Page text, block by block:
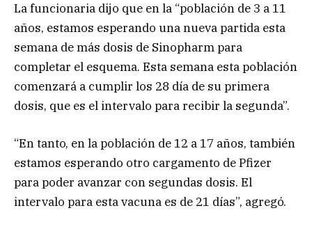
La funcionaria dijo que en la “población de 3 a 11
años, estamos esperando una nueva partida esta
semana de más dosis de Sinopharm para
completar el esquema. Esta semana esta población
comenzará a cumplir los 28 día de su primera
dosis, que es el intervalo para recibir la segunda”.
“En tanto, en la población de 12 a 17 años, también
estamos esperando otro cargamento de Pfizer
para poder avanzar con segundas dosis. El
intervalo para esta vacuna es de 21 días”, agregó.